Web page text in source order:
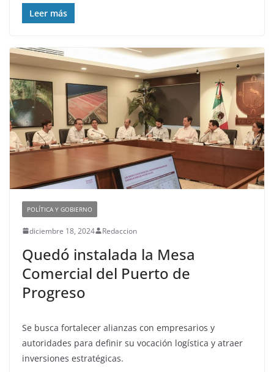
Leer más
POLÍTICA Y GOBIERNO
diciembre 18, 2024 Redaccion
Quedó instalada la Mesa
Comercial del Puerto de
Progreso
Se busca fortalecer alianzas con empresarios y
autoridades para definir su vocación logística y atraer
inversiones estratégicas.